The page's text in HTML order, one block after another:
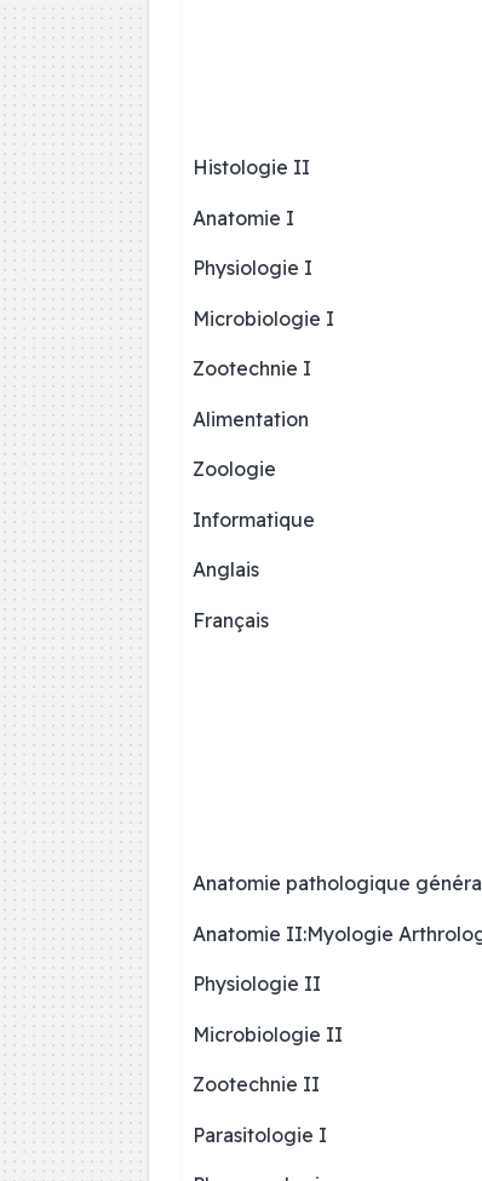
Histologie II
Anatomie I
Physiologie I
Microbiologie I
Zootechnie I
Alimentation
Zoologie
Informatique
Anglais
Français
Anatomie pathologique
Anatomie II:Myologie
Physiologie II
Microbiologie II
Zootechnie II
Parasitologie I